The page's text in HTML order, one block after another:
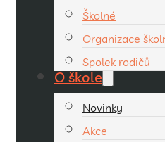
Školné
Organizace
Spolek rodičů
O škole
Novinky
Akce